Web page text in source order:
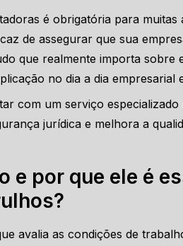
é obrigatória para muitas
de assegurar que sua
que realmente importa sobre
no dia a dia empresarial
com um serviço
jurídica e melhora a
e por que ele é
avalia as condições de